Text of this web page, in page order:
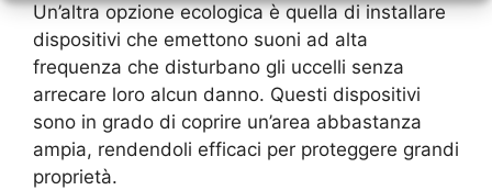
Un’altra opzione ecologica è quella di installare
dispositivi che emettono suoni ad alta
frequenza che disturbano gli uccelli senza
arrecare loro alcun danno. Questi dispositivi
sono in grado di coprire un’area abbastanza
ampia, rendendoli efficaci per proteggere grandi
proprietà.